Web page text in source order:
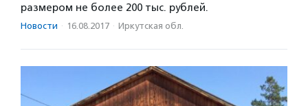
размером не более 200 тыс. рублей.
Новости · 16.08.2017 · Иркутская обл.